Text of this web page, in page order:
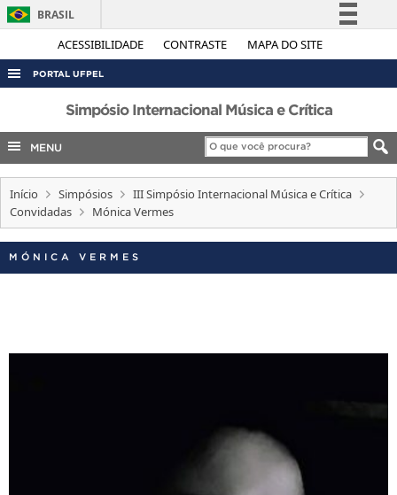
ACESSIBILIDADE CONTRASTE MAPA DO SITE
BRASIL
Simplifique!
Legislação
Canais
PORTAL UFPEL
ACESSO À INFORMAÇÃO
AUDITORIA
COBALTO
CONCURSOS
INTERNACIONAL
Simpósio Internacional Música e Crítica
MENU
Início Simpósios
III Simpósio Internacional Música e Crítica
Convidadas
Mónica Vermes
MÓNICA VERMES